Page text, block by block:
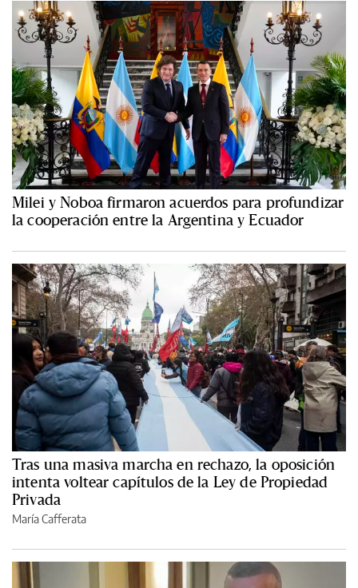
Milei y Noboa firmaron acuerdos para profundizar
la cooperación entre la Argentina y Ecuador
Tras una masiva marcha en rechazo, la oposición
intenta voltear capítulos de la Ley de Propiedad
Privada
María Cafferata